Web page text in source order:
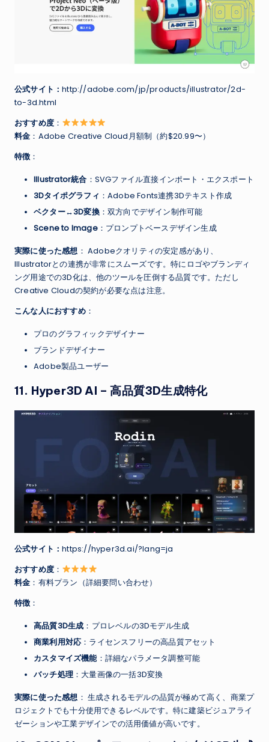
公式サイト：http://adobe.com/jp/products/illustrator/2d-
to-3d.html
おすすめ度 ：
料金 ：Adobe Creative Cloud月額制（約$20.99〜）
特徴 ：
Illustrator統合 ：SVGファイル直接インポート・エクスポート
3Dタイポグラフィ ：Adobe Fonts連携3Dテキスト作成
ベクター↔3D変換：双方向でデザイン制作可能
Scene to Image：プロンプトベースデザイン生成
実際に使った感想 ： Adobeクオリティの安定感があり、
Illustratorとの連携が非常にスムーズです。特にロゴやブランディ
ング用途での3D化は、他のツールを圧倒する品質です。ただし
Creative Cloudの契約が必要な点は注意。
こんな人におすすめ：
プロのグラフィックデザイナー
ブランドデザイナー
Adobe製品ユーザー
11. Hyper3D AI – 高品質3D生成特化
公式サイト：https://hyper3d.ai/?lang=ja
おすすめ度 ：
料金 ：有料プラン（詳細要問い合わせ）
特徴 ：
高品質3D生成 ：プロレベルの3Dモデル生成
商業利用対応 ：ライセンスフリーの高品質アセット
カスタマイズ機能：詳細なパラメータ調整可能
バッチ処理 ：大量画像の一括3D変換
実際に使った感想 ： 生成されるモデルの品質が極めて高く、商業プ
ロジェクトでも十分使用できるレベルです。特に建築ビジュアライ
ゼーションや工業デザインでの活用価値が高いです。